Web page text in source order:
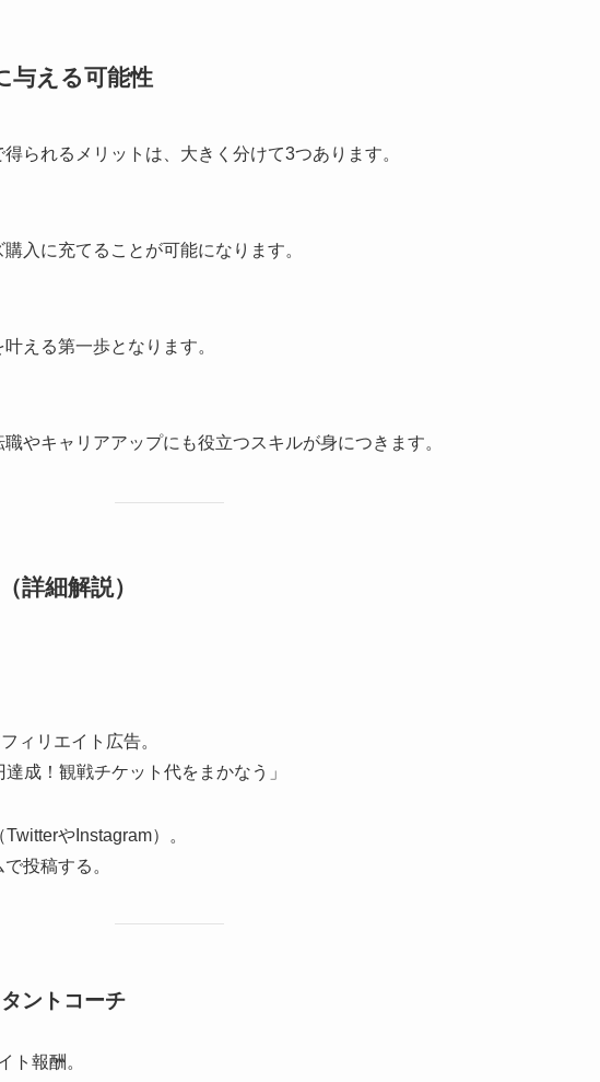
与える可能性
られるメリットは、大きく分けて3つあります。
入に充てることが可能になります。
える第一歩となります。
やキャリアアップにも役立つスキルが身につきます。
詳細解説）
ィリエイト広告。
成！観戦チケット代をまかなう」
やInstagram）。
投稿する。
ントコーチ
ト報酬。